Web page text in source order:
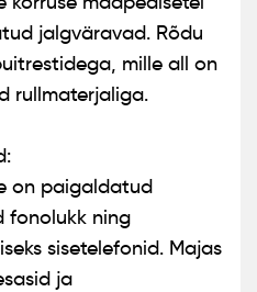
jalgväravad. Rõdu
mille all on
rullmaterjaliga.
on paigaldatud
fonolukk ning
sisetelefonid. Majas
ja